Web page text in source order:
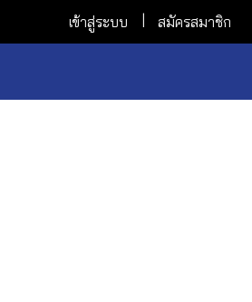
เข้าสู่ระบบ สมัครสมาชิก